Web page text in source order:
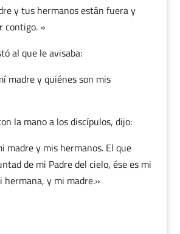
y tus hermanos están fuera y
contigo. »
al que le avisaba:
madre y quiénes son mis
la mano a los discípulos, dijo:
madre y mis hermanos. El que
de mi Padre del cielo, ése es mi
hermana, y mi madre.»